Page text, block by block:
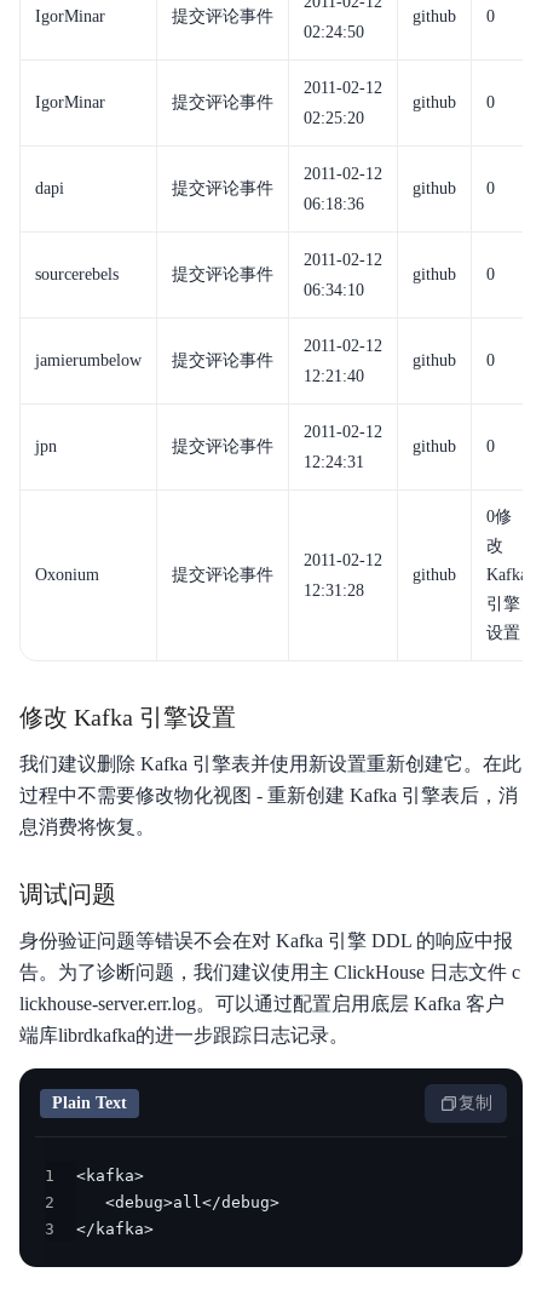
IgorMinar 提交评论事件
02:24:50
github 0
IgorMinar 提交评论事件
2011-02-12
02:25:20
github 0
dapi 提交评论事件
2011-02-12
06:18:36
github 0
sourcerebels 提交评论事件
2011-02-12
06:34:10
github 0
jamierumbelow 提交评论事件
2011-02-12
12:21:40
github 0
jpn 提交评论事件
2011-02-12
12:24:31
github 0
Oxonium 提交评论事件
2011-02-12
12:31:28
github
0修
改
Kafka
引擎
设置
修改 Kafka 引擎设置
我们建议删除 Kafka 引擎表并使用新设置重新创建它。在此
过程中不需要修改物化视图 - 重新创建 Kafka 引擎表后，消
息消费将恢复。
调试问题
身份验证问题等错误不会在对 Kafka 引擎 DDL 的响应中报
告。为了诊断问题，我们建议使用主 ClickHouse 日志文件 c
lickhouse-server.err.log。可以通过配置启用底层 Kafka 客户
端库librdkafka的进一步跟踪日志记录。
Plain Text 复制
1
2
3
</kafka>